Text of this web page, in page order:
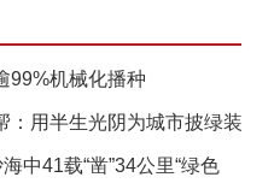
99%机械化播种
：用半生光阴为城市披绿装
中41载“凿”34公里“绿色